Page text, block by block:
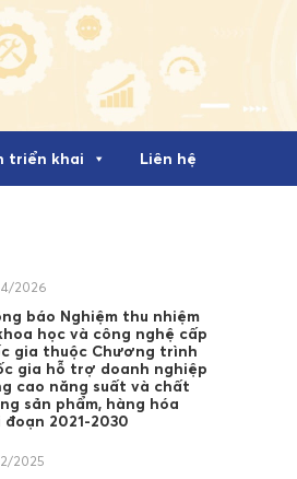
triển khai Liên hệ
2026
báo Nghiệm thu nhiệm
học và công nghệ cấp
gia thuộc Chương trình
gia hỗ trợ doanh nghiệp
cao năng suất và chất
sản phẩm, hàng hóa
đoạn 2021-2030
2025